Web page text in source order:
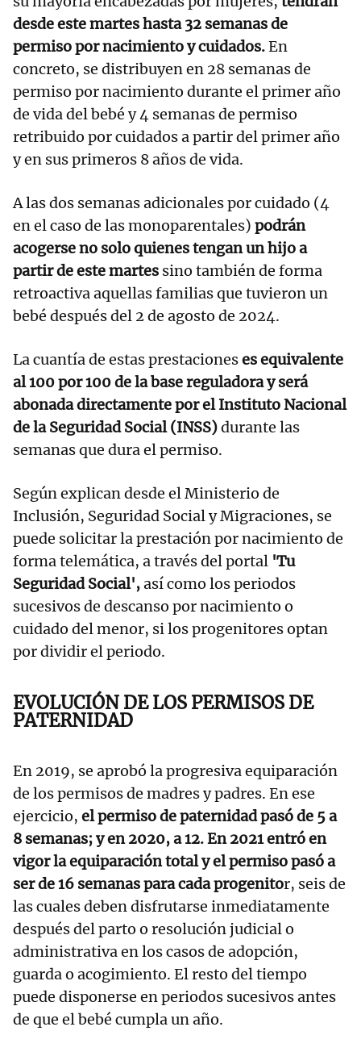
desde este martes hasta 32 semanas de
permiso por nacimiento y cuidados.En
concreto, se distribuyen en 28 semanas de
permiso por nacimiento durante el primer año
de vida del bebé y 4 semanas de permiso
retribuido por cuidados a partir del primer año
y en sus primeros 8 años de vida.
A las dos semanas adicionales por cuidado (4
en el caso de las monoparentales) podrán
acogerse no solo quienes tengan un hijo a
partir de este martes sino también de forma
retroactiva aquellas familias que tuvieron un
bebé después del 2 de agosto de 2024.
La cuantía de estas prestacioneses equivalente
al 100 por 100 de la base reguladora y será
abonada directamente por el Instituto Nacional
de la Seguridad Social (INSS)durante las
semanas que dura el permiso.
Según explican desde el Ministerio de
Inclusión, Seguridad Social y Migraciones, se
puede solicitar la prestación por nacimiento de
forma telemática, a través del portal 'Tu
Seguridad Social',así como los periodos
sucesivos de descanso por nacimiento o
cuidado del menor, si los progenitores optan
por dividir el periodo.
EVOLUCIÓN DE LOS PERMISOS DE
PATERNIDAD
En 2019, se aprobó la progresiva equiparación
de los permisos de madres y padres. En ese
ejercicio, el permiso de paternidad pasó de 5 a
8 semanas; y en 2020, a 12. En 2021 entró en
vigor la equiparación total y el permiso pasó a
ser de 16 semanas para cada progenitor, seis de
las cuales deben disfrutarse inmediatamente
después del parto o resolución judicial o
administrativa en los casos de adopción,
guarda o acogimiento. El resto del tiempo
puede disponerse en periodos sucesivos antes
de que el bebé cumpla un año.